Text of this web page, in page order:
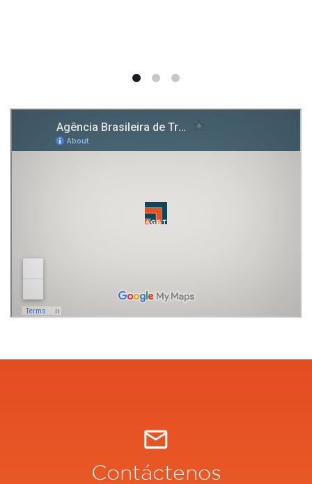
Contáctenos